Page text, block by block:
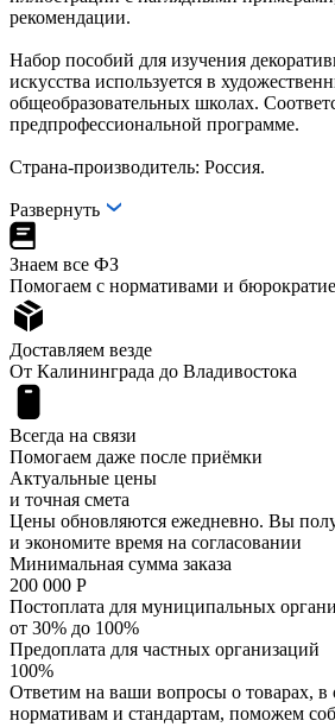
рекомендации.
Набор пособий для изучения
искусства используется в
общеобразовательных школах.
предпрофессиональной программе.
Страна-производитель: Россия.
Развернуть
Знаем все ФЗ
Помогаем с нормативами и
Доставляем везде
От Калининграда до Владивостока
Всегда на связи
Помогаем даже после приёмки
Актуальные цены
и точная смета
Цены обновляются ежедневно. Вы
и экономите время на согласовании
Минимальная сумма заказа
200 000 Р
Постоплата для муниципальных
от 30% до 100%
Предоплата для частных организаций
100%
Ответим на ваши вопросы о товарах, в
нормативам и стандартам, поможем